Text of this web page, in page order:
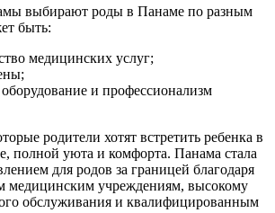
выбирают роды в Панаме по разным
быть:
медицинских услуг;
и профессионализм
родители хотят встретить ребенка в
полной уюта и комфорта. Панама стала
для родов за границей благодаря
медицинским учреждениям, высокому
обслуживания и квалифицированным